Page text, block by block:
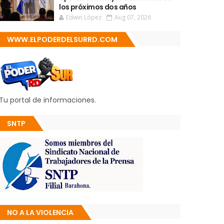
los próximos dos años
Edwin López Aug 07, 2026
WWW.ELPODERDELSURRD.COM
Tu portal de informaciones.
SNTP
NO A LA VIOLENCIA